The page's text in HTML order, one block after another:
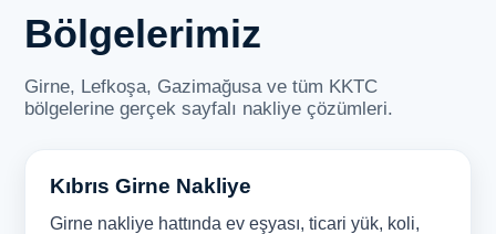
Bölgelerimiz
Girne, Lefkoşa, Gazimağusa ve tüm KKTC
bölgelerine gerçek sayfalı nakliye çözümleri.
Kıbrıs Girne Nakliye
Girne nakliye hattında ev eşyası, ticari yük, koli,